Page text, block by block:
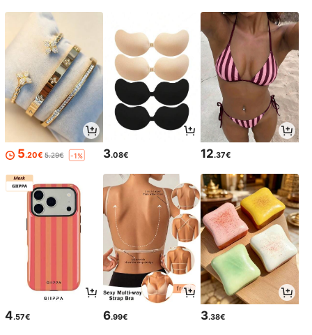
5.20€ 5.29€ -1% 3.08€ 12.37€
4.57€ 6.99€ 3.38€